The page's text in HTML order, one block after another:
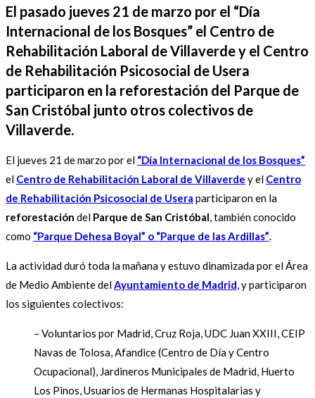
El pasado jueves 21 de marzo por el “Día
Internacional de los Bosques” el Centro de
Rehabilitación Laboral de Villaverde y el Centro
de Rehabilitación Psicosocial de Usera
participaron en la reforestación del Parque de
San Cristóbal junto otros colectivos de
Villaverde.
El jueves 21 de marzo por el “Día Internacional de los Bosques”
el Centro de Rehabilitación Laboral de Villaverde y el Centro
de Rehabilitación Psicosocial de Usera participaron en la
reforestación del Parque de San Cristóbal, también conocido
como “Parque Dehesa Boyal” o “Parque de las Ardillas”.
La actividad duró toda la mañana y estuvo dinamizada por el Área
de Medio Ambiente delAyuntamiento de Madrid, y participaron
los siguientes colectivos:
– Voluntarios por Madrid, Cruz Roja, UDC Juan XXIII, CEIP
Navas de Tolosa, Afandice (Centro de Día y Centro
Ocupacional), Jardineros Municipales de Madrid, Huerto
Los Pinos, Usuarios de Hermanas Hospitalarias y